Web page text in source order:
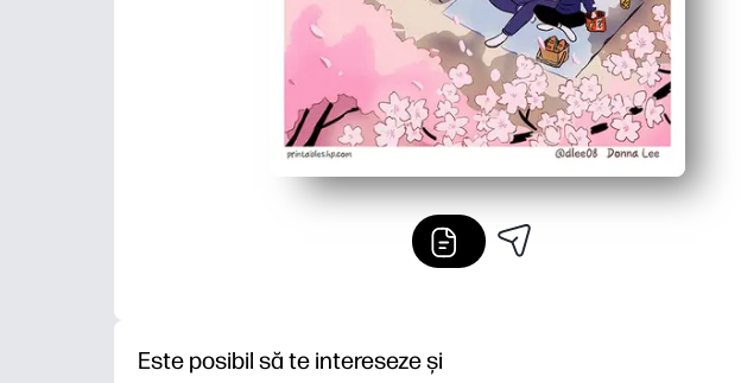
Este posibil să te intereseze și